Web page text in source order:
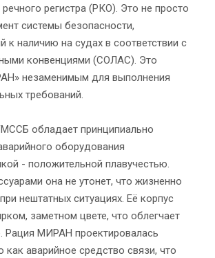
регистра (РКО). Это не просто
системы безопасности,
к наличию на судах в соответствии с
конвенциями (СОЛАС). Это
незаменимым для выполнения
требований.
обладает принципиально
оборудования
- положительной плавучестью.
она не утонет, что жизненно
нештатных ситуациях. Её корпус
заметном цвете, что облегчает
Рация МИРАН проектировалась
как аварийное средство связи, что